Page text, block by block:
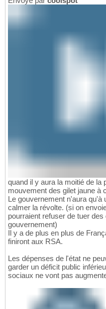
quand il y aura la moitié de la
mouvement des gilet jaune à
Le gouvernement n'aura qu'à
calmer la révolte. (si on
pourraient refuser de tuer
gouvernement)
Il y a de plus en plus de
finiront aux RSA.
Les dépenses de l'état ne
garder un déficit public
sociaux ne vont pas